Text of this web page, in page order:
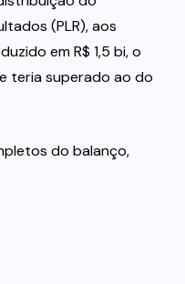
(PLR), aos
em R$ 1,5 bi, o
teria superado ao do
do balanço,